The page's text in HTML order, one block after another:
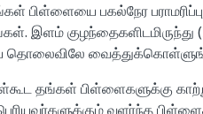
பிள்ளையை பகல்நேர
இளம்
தொலைவிலே
தங்கள் பிள்ளைகளுக்கு
வளர்ந்த